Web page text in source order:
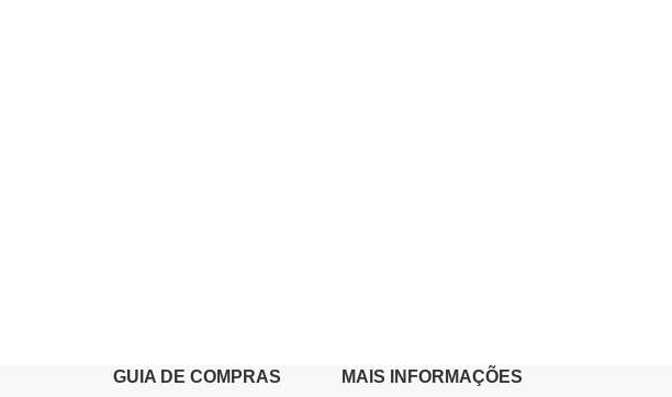
GUIA DE COMPRAS MAIS INFORMAÇÕES